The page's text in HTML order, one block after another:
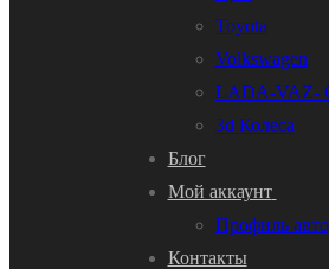
Toyota
Volkswagen
LADA-VAZ-
3d Колеса
Блог
Мой аккаунт
Профиль
Контакты